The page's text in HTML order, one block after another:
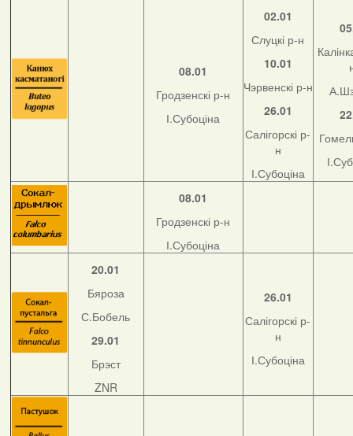
08.01
Гродзенскі р-н
І.Субоціна
02.01
Слуцкі р-н
10.01
Чэрвенскі р-н
26.01
Салігорскі р-
н
І.Субоціна
08.01
Гродзенскі р-н
І.Субоціна
20.01
Бяроза
С.Бобель
29.01
Брэст
ZNR
26.01
Салігорскі р-
н
І.Субоціна